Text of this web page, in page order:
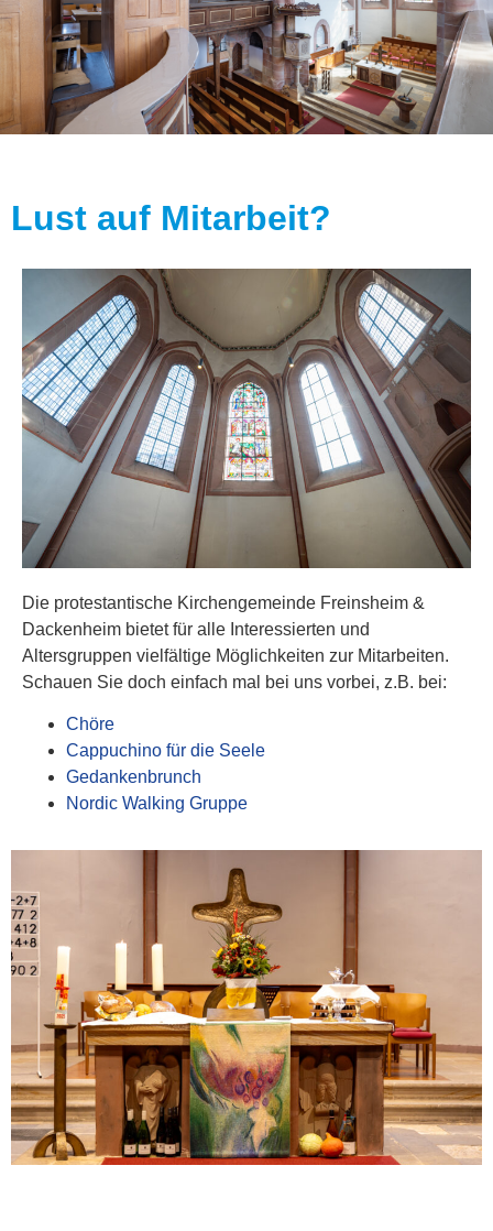
Lust auf Mitarbeit?
Die protestantische Kirchengemeinde Freinsheim &
Dackenheim bietet für alle Interessierten und
Altersgruppen vielfältige Möglichkeiten zur Mitarbeiten.
Schauen Sie doch einfach mal bei uns vorbei, z.B. bei:
Chöre
Cappuchino für die Seele
Gedankenbrunch
Nordic Walking Gruppe